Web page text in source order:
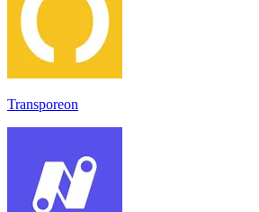
Transporeon